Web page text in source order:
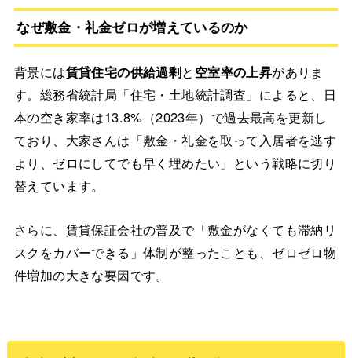
なぜ敷金・礼金ゼロが増えているのか
背景には賃貸住宅の供給過剰と 空室率の上昇がありま
す。総務省統計局「住宅・土地統計調査」によると、日
本の空き家率は13.8%（2023年）で過去最高を更新し
ており、大家さんは「敷金・礼金を取って入居者を逃す
より、ゼロにしてでも早く埋めたい」という戦略に切り
替えています。
さらに、賃貸保証会社の普及で「敷金がなくても滞納リ
スクをカバーできる」体制が整ったことも、ゼロゼロ物
件増加の大きな要因です。